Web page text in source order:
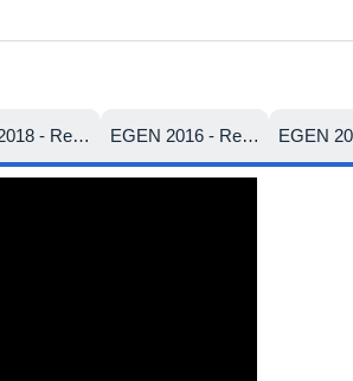
EGEN 2018 - Relatório de Atividades EGEN 2016 - Relatório de Atividades